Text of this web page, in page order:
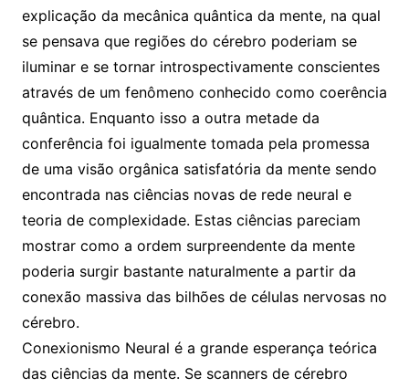
explicação da mecânica quântica da mente, na qual
se pensava que regiões do cérebro poderiam se
iluminar e se tornar introspectivamente conscientes
através de um fenômeno conhecido como coerência
quântica. Enquanto isso a outra metade da
conferência foi igualmente tomada pela promessa
de uma visão orgânica satisfatória da mente sendo
encontrada nas ciências novas de rede neural e
teoria de complexidade. Estas ciências pareciam
mostrar como a ordem surpreendente da mente
poderia surgir bastante naturalmente a partir da
conexão massiva das bilhões de células nervosas no
cérebro.
Conexionismo Neural é a grande esperança teórica
das ciências da mente. Se scanners de cérebro